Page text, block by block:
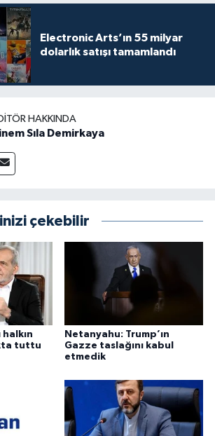
Electronic Arts’ın 55 milyar
dolarlık satışı tamamlandı
HAKKINDA
Sıla Demirkaya
çekebilir
halkın
tuttu
Netanyahu: Trump’ın
Gazze taslağını kabul
etmedik